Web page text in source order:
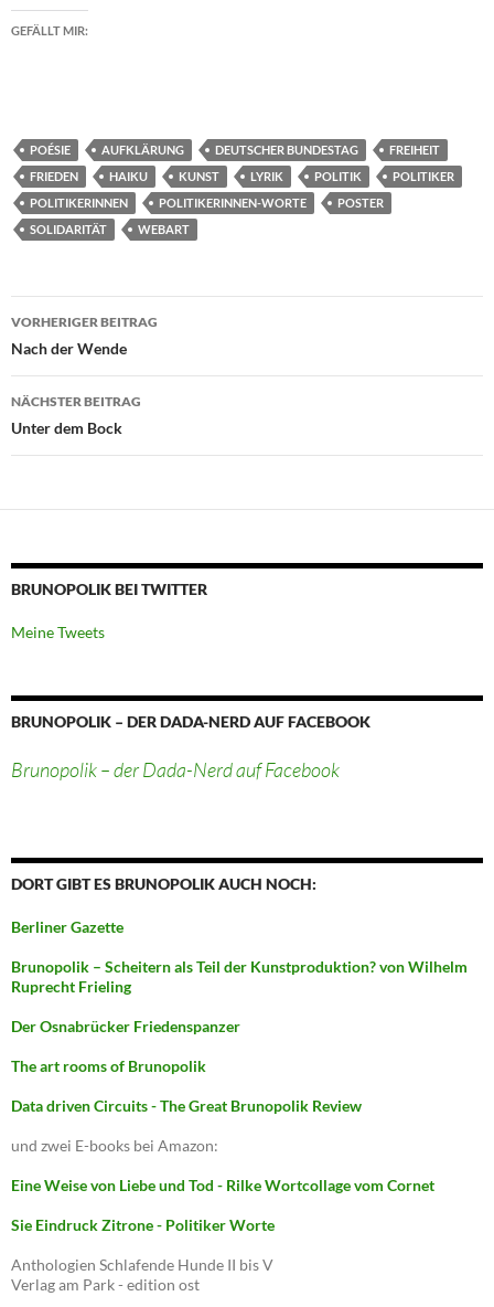
GEFÄLLT MIR:
POÉSIE AUFKLÄRUNG DEUTSCHER BUNDESTAG
FREIHEIT
FRIEDEN
HAIKU KUNST LYRIK POLITIK
POLITIKER
POLITIKERINNEN
POLITIKERINNEN-WORTE
POSTER
SOLIDARITÄT
WEBART
Beitragsnavigation
VORHERIGER BEITRAG
Nach der Wende
NÄCHSTER BEITRAG
Unter dem Bock
BRUNOPOLIK BEI TWITTER
Meine Tweets
BRUNOPOLIK – DER DADA-NERD AUF FACEBOOK
Brunopolik – der Dada-Nerd auf Facebook
DORT GIBT ES BRUNOPOLIK AUCH NOCH:
Berliner Gazette
Brunopolik – Scheitern als Teil der Kunstproduktion? von Wilhelm
Ruprecht Frieling
Der Osnabrücker Friedenspanzer
The art rooms of Brunopolik
Data driven Circuits - The Great Brunopolik Review
und zwei E-books bei Amazon:
Eine Weise von Liebe und Tod - Rilke Wortcollage vom Cornet
Sie Eindruck Zitrone - Politiker Worte
Anthologien Schlafende Hunde II bis V
Verlag am Park - edition ost